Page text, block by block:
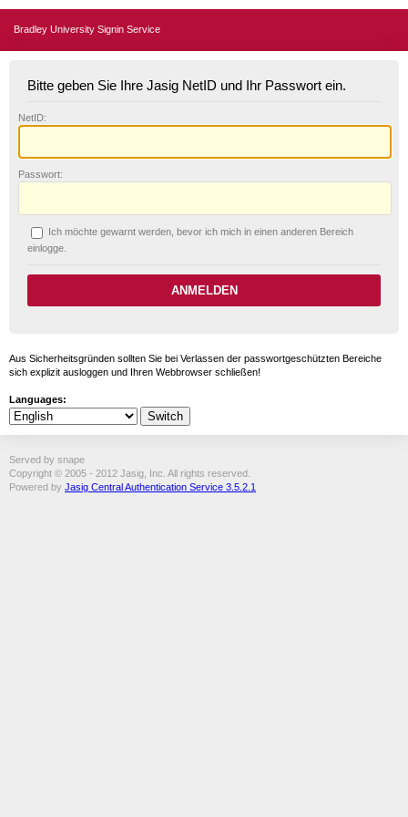
Bradley University Signin Service
Bitte geben Sie Ihre Jasig NetID und Ihr Passwort ein.
NetID:
Passwort:
Ich möchte gewarnt werden, bevor ich mich in einen anderen Bereich
einlogge.
Aus Sicherheitsgründen sollten Sie bei Verlassen der passwortgeschützten Bereiche
sich explizit ausloggen und Ihren Webbrowser schließen!
Languages:
Served by snape
Copyright © 2005 - 2012 Jasig, Inc. All rights reserved.
Powered by Jasig Central Authentication Service 3.5.2.1